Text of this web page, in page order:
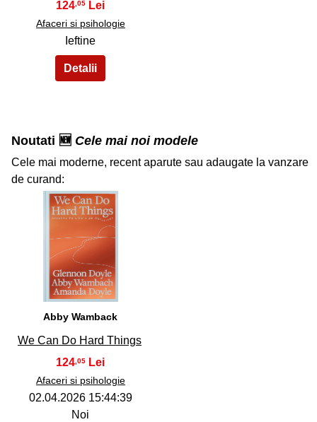
124,05
Afaceri si psihologie
Ieftine
Noutati 🆕 Cele mai noi modele
Cele mai moderne, recent aparute sau adaugate la vanzare
de curand:
32
Abby Wamback
We Can Do Hard Things
124 ,05
Afaceri si psihologie
02.04.2026 15:44:39
Noi